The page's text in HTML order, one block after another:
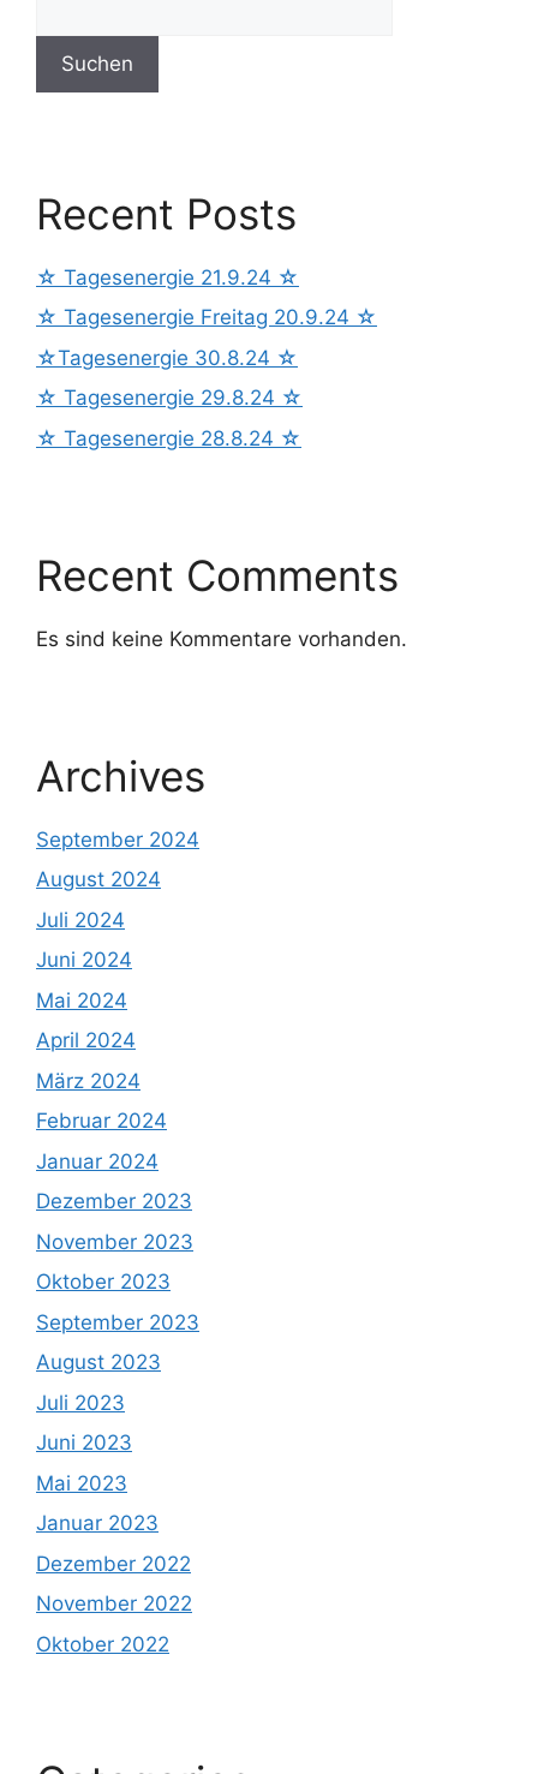
Suchen
Recent Posts
☆ Tagesenergie 21.9.24 ☆
☆ Tagesenergie Freitag 20.9.24 ☆
☆Tagesenergie 30.8.24 ☆
☆ Tagesenergie 29.8.24 ☆
☆ Tagesenergie 28.8.24 ☆
Recent Comments
Es sind keine Kommentare vorhanden.
Archives
September 2024
August 2024
Juli 2024
Juni 2024
Mai 2024
April 2024
März 2024
Februar 2024
Januar 2024
Dezember 2023
November 2023
Oktober 2023
September 2023
August 2023
Juli 2023
Juni 2023
Mai 2023
Januar 2023
Dezember 2022
November 2022
Oktober 2022